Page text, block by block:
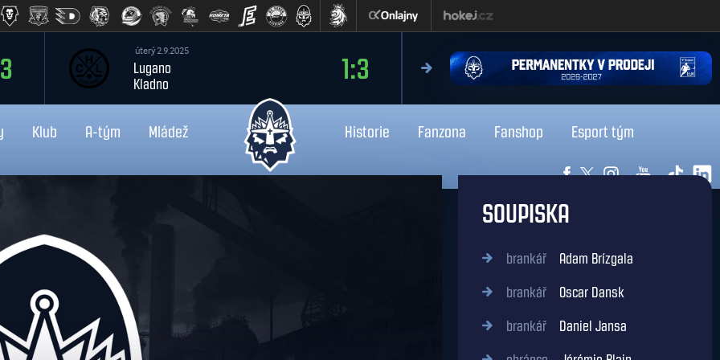
úterý 2.9.2025
Lugano
Kladno
1:3
čtvrtek 13.8.2026
Liberec
Kladno
Klub A-tým Mládež Historie Fanzona Fanshop Esport tým
SOUPISKA
brankář Adam Brízgala
brankář Oscar Dansk
brankář Daniel Jansa